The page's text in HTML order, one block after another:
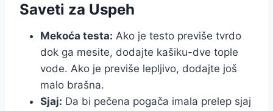
Saveti za Uspeh
Mekoća testa: Ako je testo previše tvrdo
dok ga mesite, dodajte kašiku-dve tople
vode. Ako je previše lepljivo, dodajte još
malo brašna.
Sjaj: Da bi pečena pogača imala prelep sjaj